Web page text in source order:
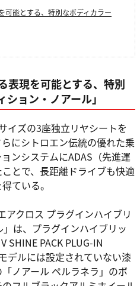
可能とする、特別なボディカラー
表現を可能とする、特別
ョン・ノアール」
イズの3座独立リヤシートを
にシトロエン伝統の優れた乗
ンシステムにADAS（先進運
とで、長距離ドライブも快適
ている。
アクロス プラグインハイブリ
は、プラグインハイブリッ
SHINE PACK PLUG-IN
デルには設定されていない漆
ノアール ペルラネラ」のボ